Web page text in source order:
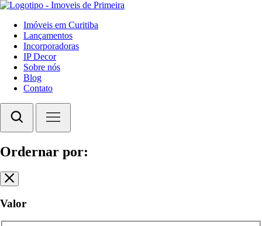
Imóveis em Curitiba
Lançamentos
Incorporadoras
IP Decor
Sobre nós
Blog
Contato
Ordernar por:
Valor